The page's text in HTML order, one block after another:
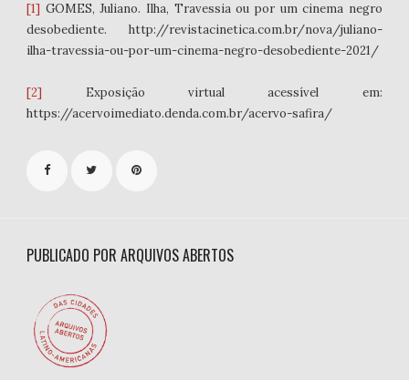
[1] GOMES, Juliano. Ilha, Travessia ou por um cinema negro
desobediente. http://revistacinetica.com.br/nova/juliano-
ilha-travessia-ou-por-um-cinema-negro-desobediente-2021/
[2] Exposição virtual acessível em:
https://acervoimediato.denda.com.br/acervo-safira/
PUBLICADO POR ARQUIVOS ABERTOS